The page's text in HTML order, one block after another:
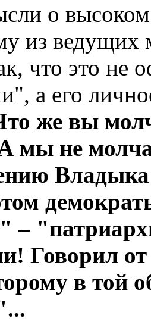
о
из ведущих
что это не
а его
же вы
мы не
–
Говорил
в той